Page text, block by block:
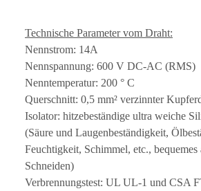
Technische Parameter vom Draht:
Nennstrom: 14A
Nennspannung: 600 V DC-AC (RMS)
Nenntemperatur: 200 ° C
Querschnitt: 0,5 mm² verzinnter
Isolator: hitzebeständige ultra weiche
(Säure und Laugenbeständigkeit,
Feuchtigkeit, Schimmel, etc., bequemes
Schneiden)
Verbrennungstest: UL UL-1 und CSA